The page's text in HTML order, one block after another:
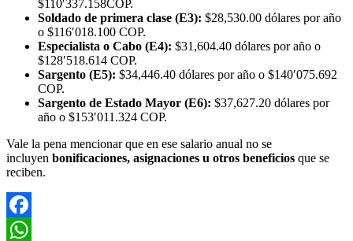
$110′337.158COP.
Soldado de primera clase (E3): $28,530.00 dólares por año
o $116′018.100 COP.
Especialista o Cabo (E4): $31,604.40 dólares por año o
$128′518.614 COP.
Sargento (E5): $34,446.40 dólares por año o $140′075.692
COP.
Sargento de Estado Mayor (E6): $37,627.20 dólares por
año o $153′011.324 COP.
Vale la pena mencionar que en ese salario anual no se
incluyen bonificaciones, asignaciones u otros beneficios que se
reciben.
Facebook